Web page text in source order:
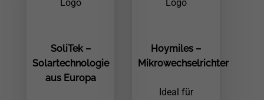
SoliTek –
Solartechnologie
aus Europa
Hoymiles –
Mikrowechselrichter
Ideal für